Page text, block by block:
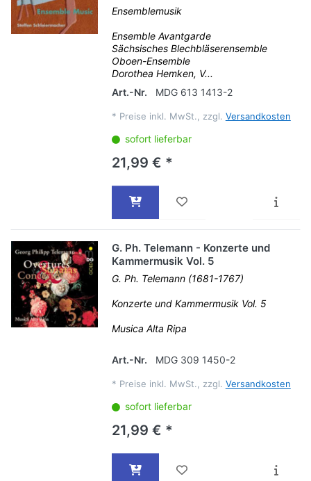
Ensemblemusik
Ensemble Avantgarde
Sächsisches Blechbläserensemble
Oboen-Ensemble
Dorothea Hemken, V...
Art.-Nr.
MDG 613 1413-2
* Preise inkl. MwSt., zzgl. Versandkosten
sofort lieferbar
21,99 € *
G. Ph. Telemann - Konzerte und
Kammermusik Vol. 5
G. Ph. Telemann (1681-1767)
Konzerte und Kammermusik Vol. 5
Musica Alta Ripa
Art.-Nr. MDG 309 1450-2
* Preise inkl. MwSt., zzgl. Versandkosten
sofort lieferbar
21,99 € *